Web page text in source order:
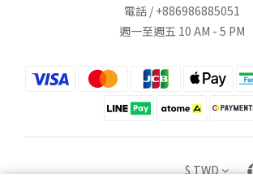
電話 / +886986885051
週一至週五 10 AM - 5 PM
$TWD